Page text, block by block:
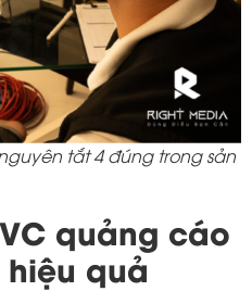
tắt 4 đúng trong sản
quảng cáo
quả